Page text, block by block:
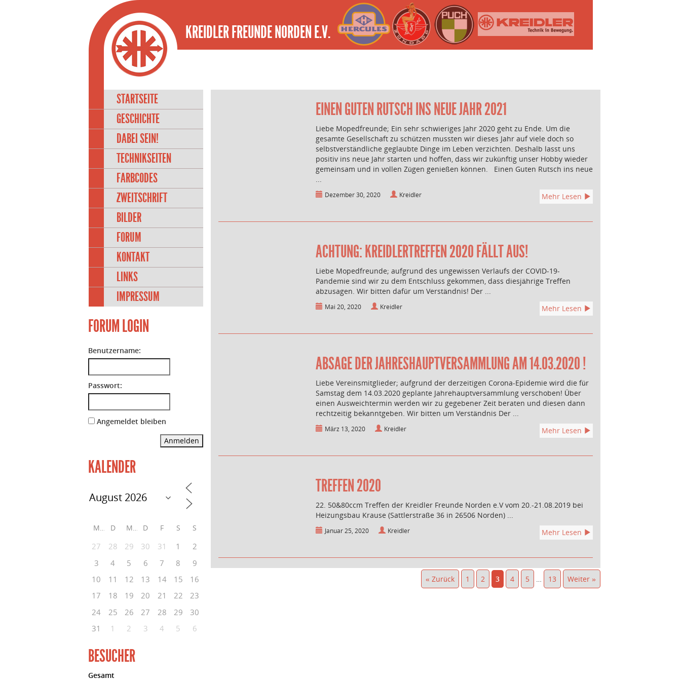
KREIDLER FREUNDE NORDEN E.V.
STARTSEITE
GESCHICHTE
DABEI SEIN!
TECHNIKSEITEN
FARBCODES
ZWEITSCHRIFT
BILDER
FORUM
KONTAKT
LINKS
IMPRESSUM
FORUM LOGIN
Benutzername:
Passwort:
Angemeldet bleiben
Anmelden
KALENDER
M D M D F S S
27 28 29 30 31 1
2
3
4 5 6 7 8
9
10
11 12 13 14 15
16
17
18 19 20 21 22
23
24
25 26 27 28 29
30
31
1 2 3 4 5 6
BESUCHER
Gesamt
EINEN GUTEN RUTSCH INS NEUE JAHR 2021
Liebe Mopedfreunde; Ein sehr schwieriges Jahr 2020 geht zu Ende. Um die
gesamte Gesellschaft zu schützen mussten wir dieses Jahr auf viele doch so
selbstverständliche geglaubte Dinge im Leben verzichten. Deshalb lasst uns
positiv ins neue Jahr starten und hoffen, dass wir zukünftig unser Hobby wieder
gemeinsam und in vollen Zügen genießen können. Einen Guten Rutsch ins neue
...
Dezember 30, 2020 Kreidler Mehr Lesen
ACHTUNG: KREIDLERTREFFEN 2020 FÄLLT AUS!
Liebe Mopedfreunde; aufgrund des ungewissen Verlaufs der COVID-19-
Pandemie sind wir zu dem Entschluss gekommen, dass diesjährige Treffen
abzusagen. Wir bitten dafür um Verständnis! Der ...
Mai 20, 2020 Kreidler Mehr Lesen
ABSAGE DER JAHRESHAUPTVERSAMMLUNG AM 14.03.2020 !
Liebe Vereinsmitglieder; aufgrund der derzeitigen Corona-Epidemie wird die für
Samstag dem 14.03.2020 geplante Jahrehauptversammlung verschoben! Über
einen Ausweichtermin werden wir zu gegebener Zeit beraten und diesen dann
rechtzeitig bekanntgeben. Wir bitten um Verständnis Der ...
März 13, 2020 Kreidler Mehr Lesen
TREFFEN 2020
22. 50&80ccm Treffen der Kreidler Freunde Norden e.V vom 20.-21.08.2019 bei
Heizungsbau Krause (Sattlerstraße 36 in 26506 Norden) ...
Januar 25, 2020 Kreidler Mehr Lesen
« Zurück 1 2 3 4 5 … 13 Weiter »